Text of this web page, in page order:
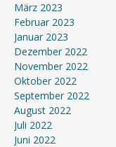
März 2023
Februar 2023
Januar 2023
Dezember 2022
November 2022
Oktober 2022
September 2022
August 2022
Juli 2022
Juni 2022